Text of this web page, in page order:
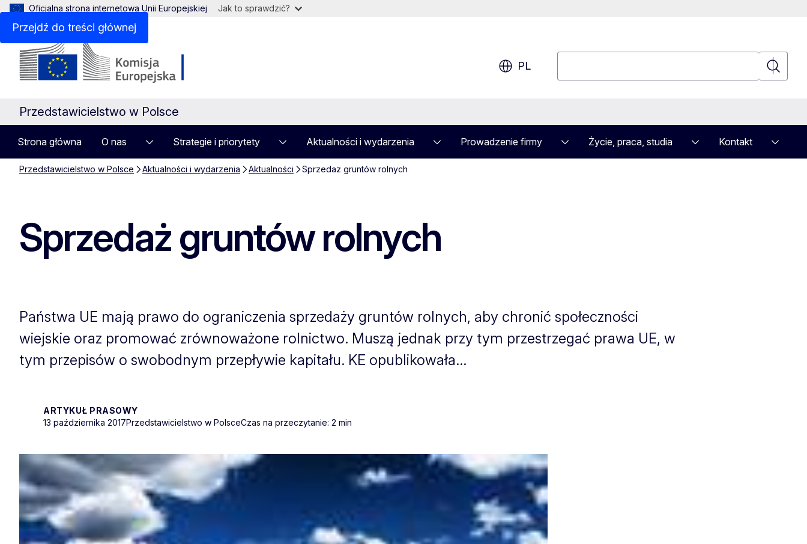
Przejdź do treści głównej
Oficjalna strona internetowa Unii Europejskiej Jak to sprawdzić?
PL
Przedstawicielstwo w Polsce
Strona główna O nas Strategie i priorytety Aktualności i wydarzenia Prowadzenie firmy Życie, praca, studia Kontakt
Przedstawicielstwo w Polsce Aktualności i wydarzenia Aktualności Sprzedaż gruntów rolnych
Sprzedaż gruntów rolnych
Państwa UE mają prawo do ograniczenia sprzedaży gruntów rolnych, aby chronić społeczności
wiejskie oraz promować zrównoważone rolnictwo. Muszą jednak przy tym przestrzegać prawa UE, w
tym przepisów o swobodnym przepływie kapitału. KE opublikowała...
ARTYKUŁ PRASOWY
13 października 2017Przedstawicielstwo w PolsceCzas na przeczytanie: 2 min